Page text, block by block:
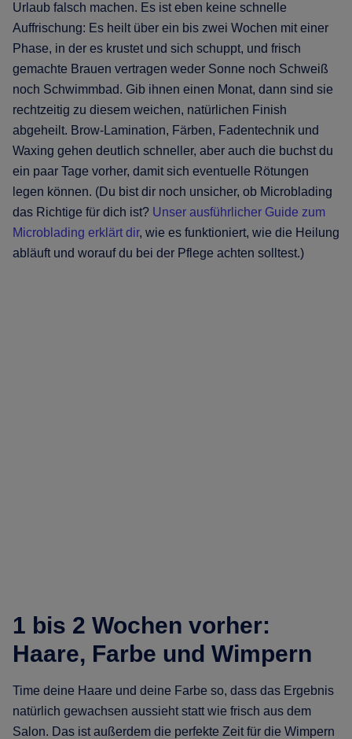
Urlaub falsch machen. Es ist eben keine schnelle
Auffrischung: Es heilt über ein bis zwei Wochen mit einer
Phase, in der es krustet und sich schuppt, und frisch
gemachte Brauen vertragen weder Sonne noch Schweiß
noch Schwimmbad. Gib ihnen einen Monat, dann sind sie
rechtzeitig zu diesem weichen, natürlichen Finish
abgeheilt. Brow-Lamination, Färben, Fadentechnik und
Waxing gehen deutlich schneller, aber auch die buchst du
ein paar Tage vorher, damit sich eventuelle Rötungen
legen können. (Du bist dir noch unsicher, ob Microblading
das Richtige für dich ist? Unser ausführlicher Guide zum
Microblading erklärt dir, wie es funktioniert, wie die Heilung
abläuft und worauf du bei der Pflege achten solltest.)
1 bis 2 Wochen vorher:
Haare, Farbe und Wimpern
Time deine Haare und deine Farbe so, dass das Ergebnis
natürlich gewachsen aussieht statt wie frisch aus dem
Salon. Das ist außerdem die perfekte Zeit für die Wimpern